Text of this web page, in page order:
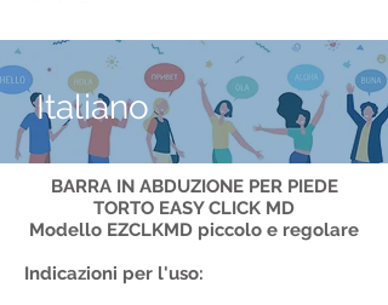
Italiano
BARRA IN ABDUZIONE PER PIEDE
TORTO EASY CLICK MD
Modello EZCLKMD piccolo e regolare
Indicazioni per l'uso: